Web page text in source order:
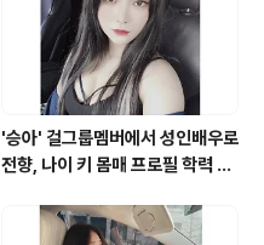
'승아' 걸그룹멤버에서 성인배우로
전향, 나이 키 몸매 프로필 학력 바